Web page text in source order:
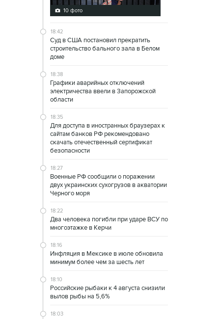
10 фото
18:42
Суд в США постановил прекратить
строительство бального зала в Белом
доме
18:38
Графики аварийных отключений
электричества ввели в Запорожской
области
18:35
Для доступа в иностранных браузерах к
сайтам банков РФ рекомендовано
скачать отечественный сертификат
безопасности
18:27
Военные РФ сообщили о поражении
двух украинских сухогрузов в акватории
Черного моря
18:22
Два человека погибли при ударе ВСУ по
многоэтажке в Керчи
18:16
Инфляция в Мексике в июле обновила
минимум более чем за шесть лет
18:10
Российские рыбаки к 4 августа снизили
вылов рыбы на 5,6%
18:03